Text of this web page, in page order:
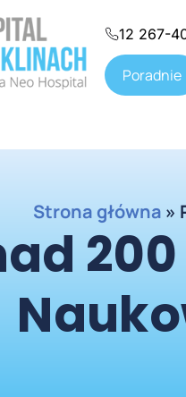
12 267-
Poradnie
Strona główna »